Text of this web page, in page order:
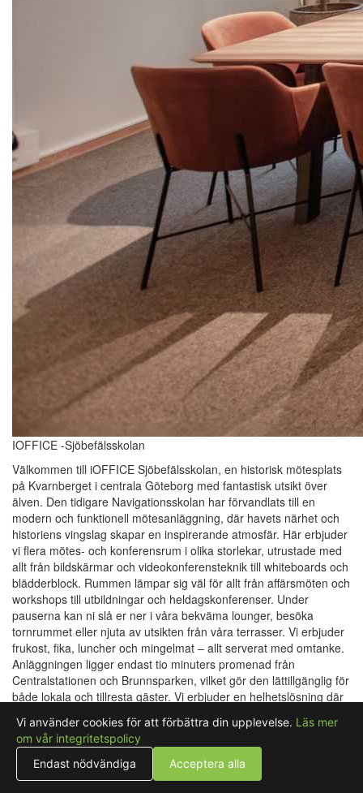
IOFFICE -Sjöbefälsskolan
Välkommen till iOFFICE Sjöbefälsskolan, en historisk mötesplats
på Kvarnberget i centrala Göteborg med fantastisk utsikt över
älven. Den tidigare Navigationsskolan har förvandlats till en
modern och funktionell mötesanläggning, där havets närhet och
historiens vingslag skapar en inspirerande atmosfär. Här erbjuder
vi flera mötes- och konferensrum i olika storlekar, utrustade med
allt från bildskärmar och videokonferensteknik till whiteboards och
blädderblock. Rummen lämpar sig väl för allt från affärsmöten och
workshops till utbildningar och heldagskonferenser. Under
pauserna kan ni slå er ner i våra bekväma lounger, besöka
tornrummet eller njuta av utsikten från våra terrasser. Vi erbjuder
frukost, fika, luncher och mingelmat – allt serverat med omtanke.
Anläggningen ligger endast tio minuters promenad från
Centralstationen och Brunnsparken, vilket gör den lättillgänglig för
både lokala och tillresta gäster. Vi erbjuder en helhetslösning där
mötesupplevelse utöver det vanliga. Vår personal ser till att varje
detalj fungerar – så att du kan fokusera helt på innehållet.
Visa rum
Vi använder cookies för att förbättra din upplevelse. Läs mer
om vår integritetspolicy
Endast nödvändiga
Acceptera alla